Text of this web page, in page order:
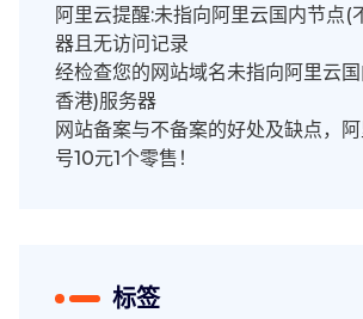
阿里云提醒:未指向阿里云国内节点(
器且无访问记录
经检查您的网站域名未指向阿里云
香港)服务器
网站备案与不备案的好处及缺点，
号10元1个零售！
标签